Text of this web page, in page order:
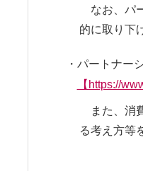
なお、パ
的に取り下
パートナー
【https://
また、消
る考え方等